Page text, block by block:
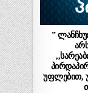
”
უფლებით,